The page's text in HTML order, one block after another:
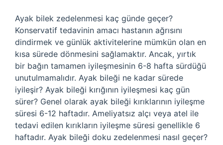
Ayak bilek zedelenmesi kaç günde geçer?
Konservatif tedavinin amacı hastanın ağrısını
dindirmek ve günlük aktivitelerine mümkün olan en
kısa sürede dönmesini sağlamaktır. Ancak, yırtık
bir bağın tamamen iyileşmesinin 6-8 hafta sürdüğü
unutulmamalıdır. Ayak bileği ne kadar sürede
iyileşir? Ayak bileği kırığının iyileşmesi kaç gün
sürer? Genel olarak ayak bileği kırıklarının iyileşme
süresi 6-12 haftadır. Ameliyatsız alçı veya atel ile
tedavi edilen kırıkların iyileşme süresi genellikle 6
haftadır. Ayak bileği doku zedelenmesi nasıl geçer?